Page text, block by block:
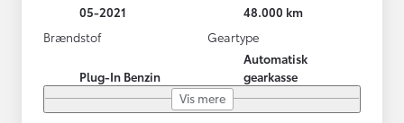
05-2021
48.000 km
Brændstof
Plug-In Benzin
Geartype
Automatisk
gearkasse
Vis mere